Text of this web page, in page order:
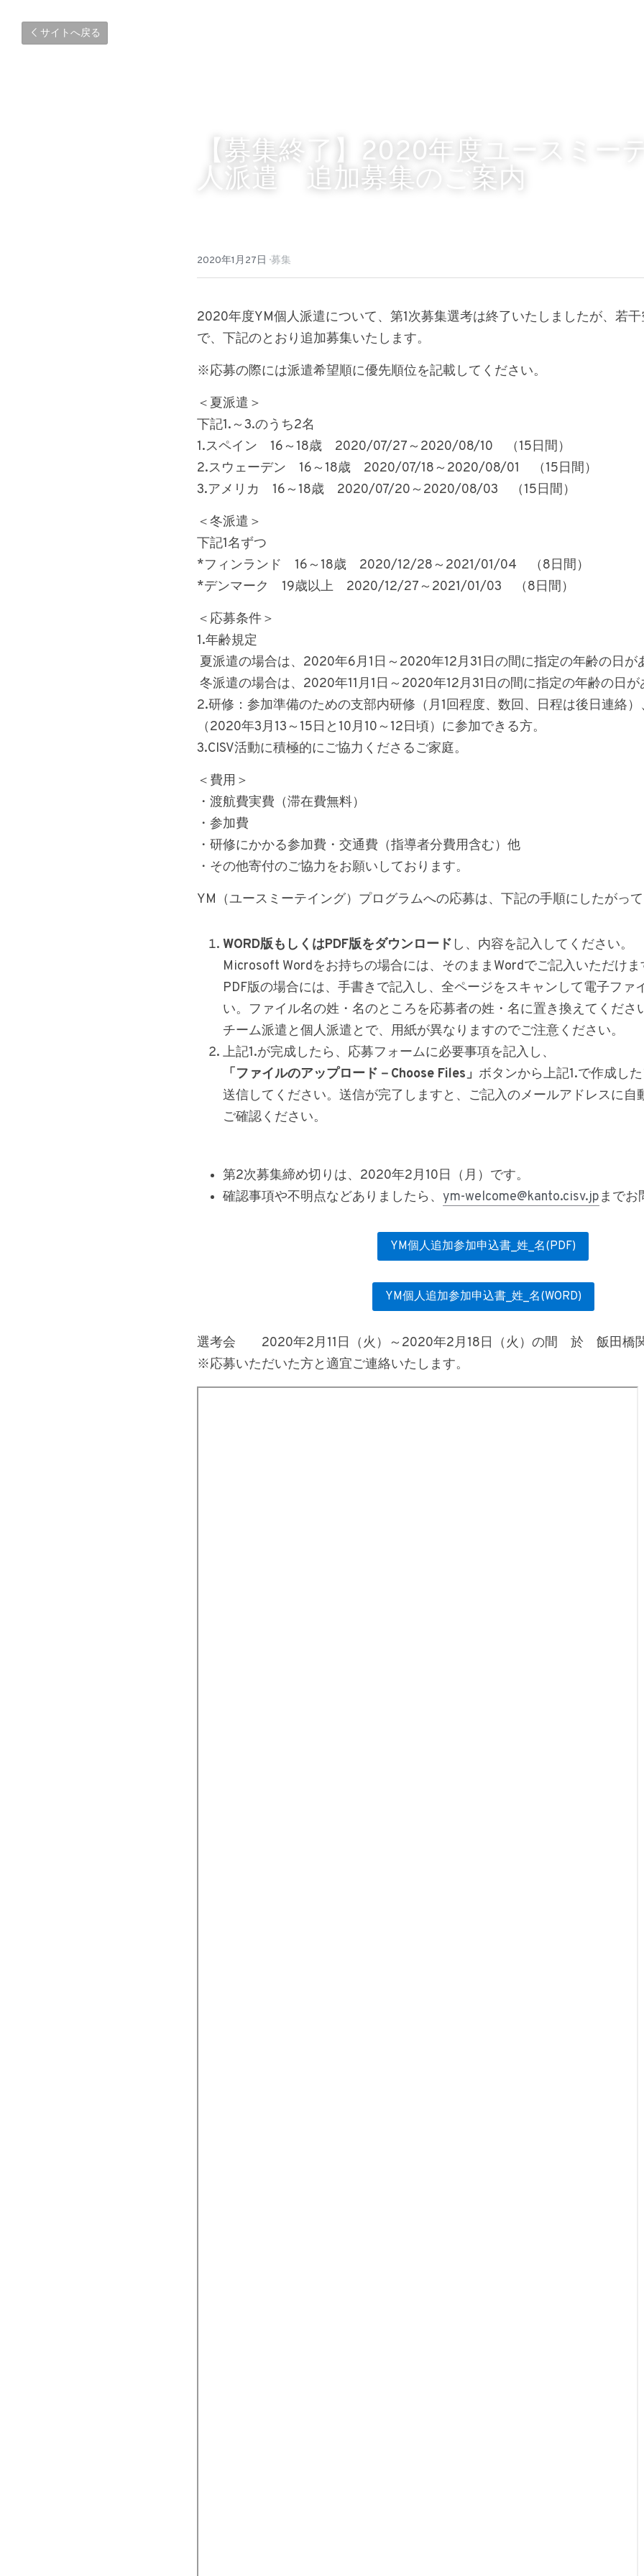
サイトへ戻る
【募集終了】2020年度ユースミー
人派遣　追加募集のご案内
2020年1月27日 ·募集
2020年度YM個人派遣について、第1次募集選考は終了いたしましたが、若
で、下記のとおり追加募集いたします。
※応募の際には派遣希望順に優先順位を記載してください。
＜夏派遣＞
下記1.～3.のうち2名
1.スペイン　16～18歳　2020/07/27～2020/08/10　（15日間）
2.スウェーデン　16～18歳　2020/07/18～2020/08/01　（15日間）
3.アメリカ　16～18歳　2020/07/20～2020/08/03　（15日間）
＜冬派遣＞
下記1名ずつ
*フィンランド　16～18歳　2020/12/28～2021/01/04　（8日間）
*デンマーク　19歳以上　2020/12/27～2021/01/03　（8日間）
＜応募条件＞
1.年齢規定
夏派遣の場合は、2020年6月1日～2020年12月31日の間に指定の年齢の日が
冬派遣の場合は、2020年11月1日～2020年12月31日の間に指定の年齢の日が
2.研修：参加準備のための支部内研修（月1回程度、数回、日程は後日連絡
（2020年3月13～15日と10月10～12日頃）に参加できる方。
3.CISV活動に積極的にご協力くださるご家庭。
＜費用＞
・渡航費実費（滞在費無料）
・参加費
・研修にかかる参加費・交通費（指導者分費用含む）他
・その他寄付のご協力をお願いしております。
YM（ユースミーテイング）プログラムへの応募は、下記の手順にしたがって
WORD版もしくはPDF版をダウンロード し、内容を記入してください。
Microsoft Wordをお持ちの場合には、そのままWordでご記入いただけま
PDF版の場合には、手書きで記入し、全ページをスキャンして電子ファ
い。ファイル名の姓・名のところを応募者の姓・名に置き換えてくださ
チーム派遣と個人派遣とで、用紙が異なりますのでご注意ください。
上記1.が完成したら、応募フォームに必要事項を記入し、
「ファイルのアップロード－Choose Files」 ボタンから上記1.で作成し
送信してください。送信が完了しますと、ご記入のメールアドレスに自
ご確認ください。
第2次募集締め切りは、2020年2月10日（月）です。
確認事項や不明点などありましたら、 ym-welcome@kanto.cisv.jpまでお
YM個人追加参加申込書_姓_名(PDF)
YM個人追加参加申込書_姓_名(WORD)
選考会　　2020年2月11日（火）～2020年2月18日（火）の間　於　飯田橋
※応募いただいた方と適宜ご連絡いたします。